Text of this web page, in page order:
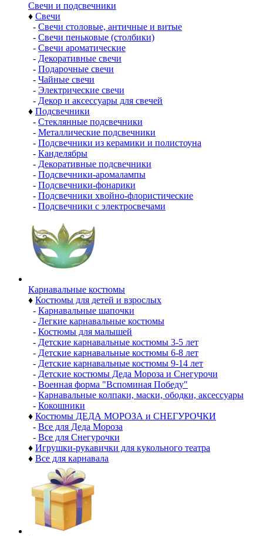
Свечи и подсвечники
♦ Свечи
- Свечи столовые, античные и витые
- Свечи пеньковые (столбики)
- Свечи ароматические
- Декоративные свечи
- Подарочные свечи
- Чайные свечи
- Электрические свечи
- Декор и аксессуары для свечей
♦ Подсвечники
- Стеклянные подсвечники
- Металлические подсвечники
- Подсвечники из керамики и полистоуна
- Канделябры
- Декоративные подсвечники
- Подсвечники-аромалампы
- Подсвечники-фонарики
- Подсвечники хвойно-флористические
- Подсвечники с электросвечами
Карнавальные костюмы
♦ Костюмы для детей и взрослых
- Карнавальные шапочки
- Легкие карнавальные костюмы
- Костюмы для малышей
- Детские карнавальные костюмы 3-5 лет
- Детские карнавальные костюмы 6-8 лет
- Детские карнавальные костюмы 9-14 лет
- Детские костюмы Деда Мороза и Снегурочи
- Военная форма "Вспоминая Победу"
- Карнавальные колпаки, маски, ободки, аксессуары
- Кокошники
♦ Костюмы ДЕДА МОРОЗА и СНЕГУРОЧКИ
- Все для Деда Мороза
- Все для Снегурочки
♦ Игрушки-рукавички для кукольного театра
♦ Все для карнавала